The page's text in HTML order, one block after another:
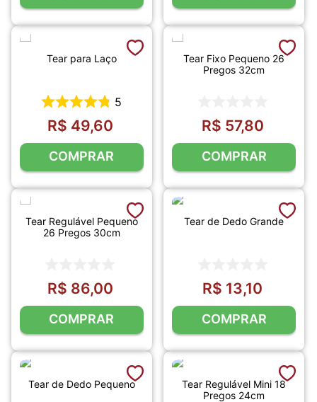
Tear para Laço
5
R$ 49,60
COMPRAR
Tear Fixo Pequeno 26
Pregos 32cm
R$ 57,80
COMPRAR
Tear Regulável Pequeno
26 Pregos 30cm
R$ 86,00
COMPRAR
Tear de Dedo Grande
R$ 13,10
COMPRAR
Tear de Dedo Pequeno
Tear Regulável Mini 18
Pregos 24cm